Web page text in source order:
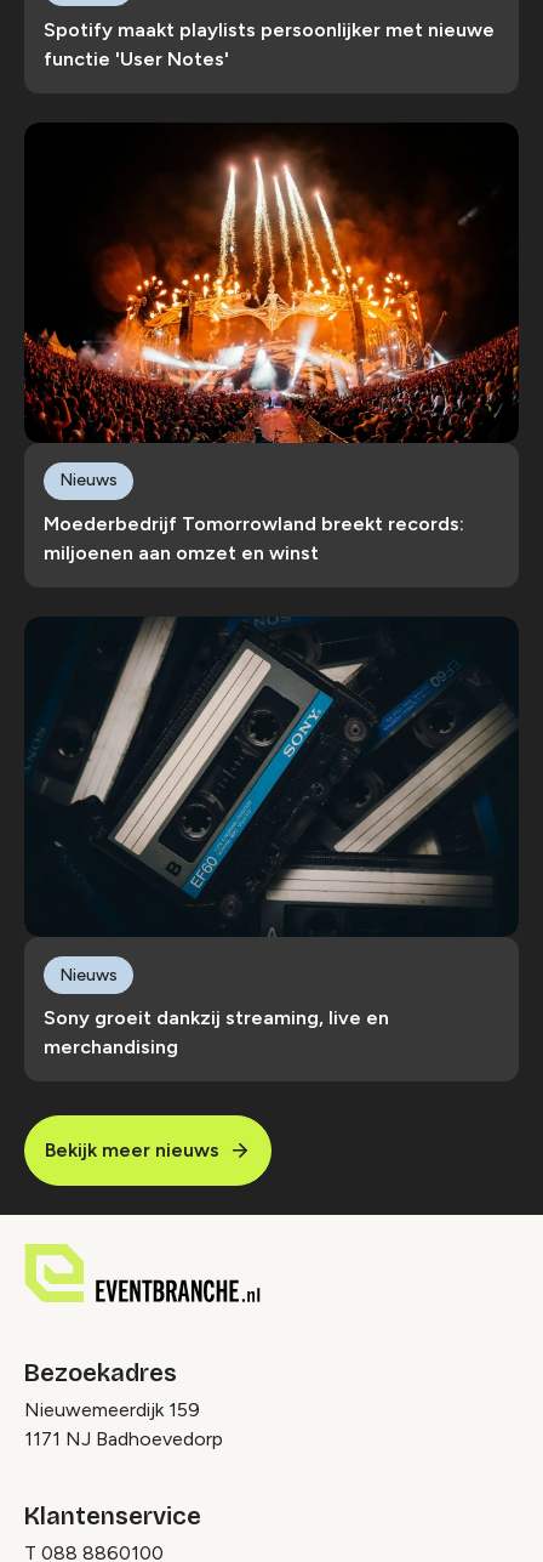
Spotify maakt playlists persoonlijker met nieuwe
functie 'User Notes'
Moederbedrijf Tomorrowland breekt records:
miljoenen aan omzet en winst
Nieuws
Sony groeit dankzij streaming, live en
merchandising
Nieuws
Bekijk meer nieuws
Bezoekadres
Nieuwemeerdijk 159
1171 NJ Badhoevedorp
Klantenservice
T 088 8860100